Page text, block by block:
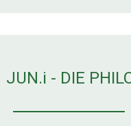
JUN.i - DIE